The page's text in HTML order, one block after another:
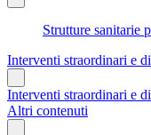
Strutture sanitarie
Interventi straordinari e
Interventi straordinari e
Altri contenuti